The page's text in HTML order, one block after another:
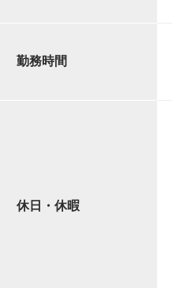
勤務時間
休日・休暇